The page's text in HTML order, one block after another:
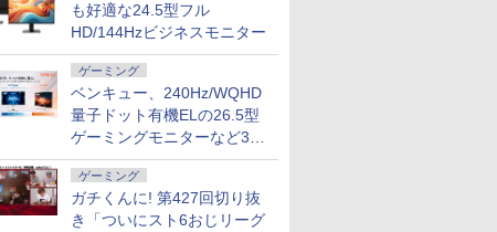
も好適な24.5型フル
HD/144Hzビジネスモニター
ゲーミング
ベンキュー、240Hz/WQHD
量子ドット有機ELの26.5型
ゲーミングモニターなど3機
種
ゲーミング
ガチくんに! 第427回切り抜
き「ついにスト6おじリーグ